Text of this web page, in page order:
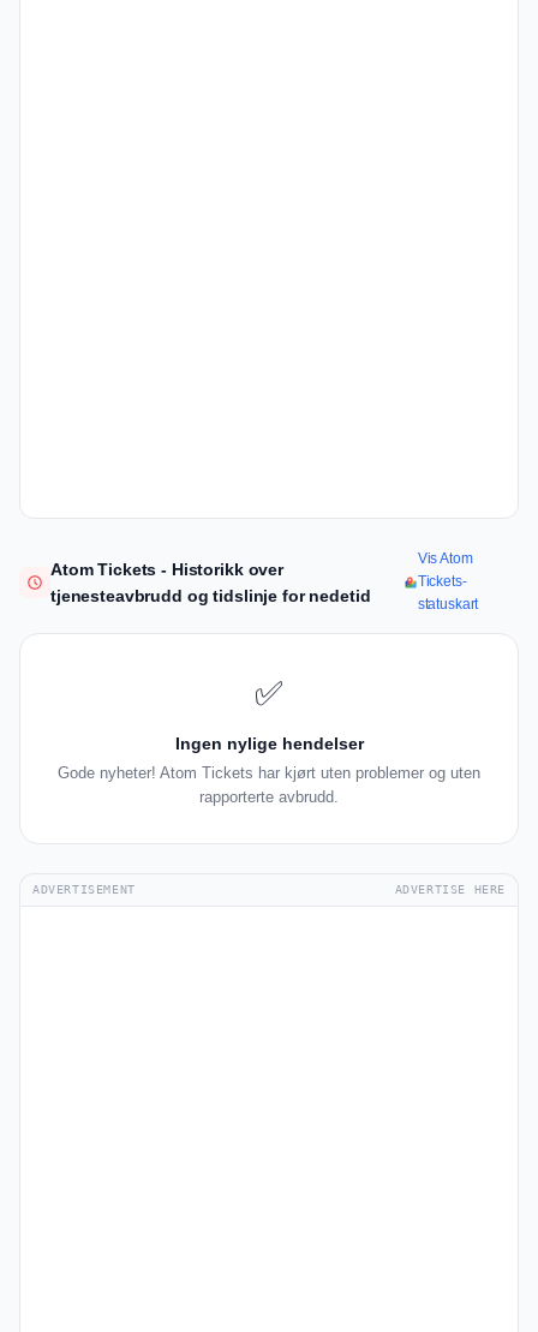
Atom Tickets - Historikk over
tjenesteavbrudd og tidslinje for nedetid
Vis Atom
Tickets-
statuskart
✅
Ingen nylige hendelser
Gode nyheter! Atom Tickets har kjørt uten problemer og uten
rapporterte avbrudd.
ADVERTISEMENT ADVERTISE HERE